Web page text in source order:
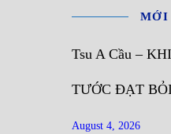
MỚI
Tsu A Cầu –
TƯỚC ĐẠT
August 4, 2026